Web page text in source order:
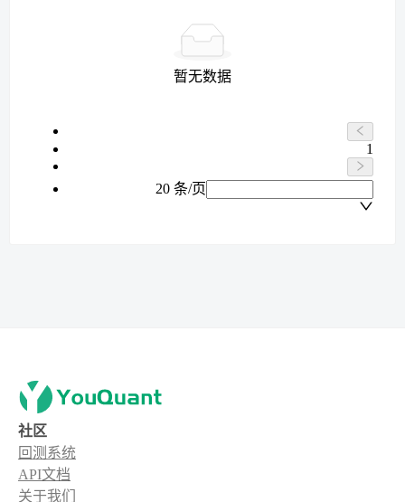
暂无数据
1
20 条/页
社区
回测系统
API文档
关于我们